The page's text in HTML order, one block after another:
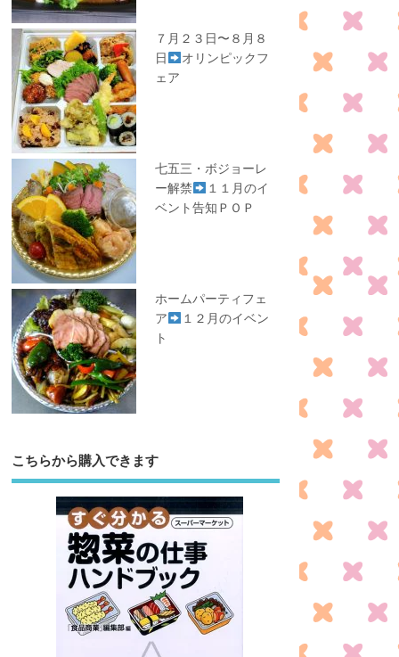
７月２３日〜８月８
日
オリンピックフ
ェア
七五三・ボジョーレ
ー解禁
１１月のイ
ベント告知ＰＯＰ
ホームパーティフェ
ア
１２月のイベン
ト
こちらから購入できます